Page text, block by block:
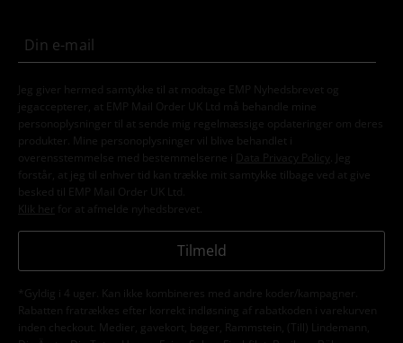
Jeg giver hermed samtykke til at modtage EMP Nyhedsbrevet og
jegaccepterer, at EMP Mail Order UK Ltd må behandle mine
personoplysninger til at sende mig regelmæssige opdateringer om deres
produkter. Mine personoplysninger vil blive behandlet i
overensstemmelse med bestemmelserne i
Data Privacy Policy
. Jeg
forstår, at jeg til enhver tid kan trække mit samtykke tilbage ved at give
besked til EMP Mail Order UK Ltd.
Klik her
for at afmelde nyhedsbrevet.
Tilmeld
*Gyldig i 4 uger. Kan ikke kombineres med andre koder/kampagner.
Rabatten fratrækkes efter korrekt indløsning af rabatkoden i varekurven
inden checkout. Medier, gavekort, bøger, Rammstein, (Till) Lindemann,